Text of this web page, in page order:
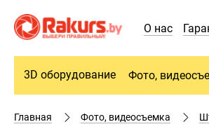
О нас
3D оборудование Фото,
Главная Фото, видеосъемка